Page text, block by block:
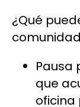
¿Qué
Pausa
que
oficina